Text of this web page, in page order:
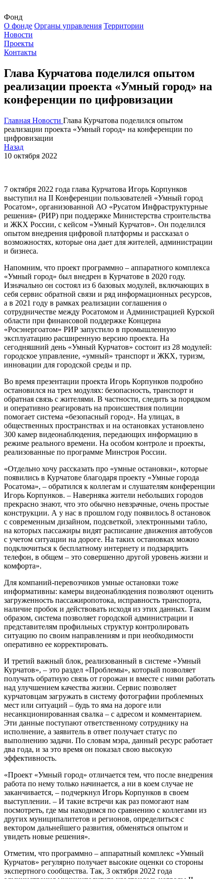
Фонд
О фонде Органы управления Территории
Новости
Проекты
Контакты
Глава Курчатова поделился опытом
реализации проекта «Умный город» на
конференции по цифровизации
Главная Новости Глава Курчатова поделился опытом
реализации проекта «Умный город» на конференции по
цифровизации
Назад
10 октября 2022
7 октября 2022 года глава Курчатова Игорь Корпунков
выступил на II Конференции пользователей «Умный город
Росатом», организованной АО «Русатом Инфраструктурные
решения» (РИР) при поддержке Министерства строительства
и ЖКХ России, с кейсом «Умный Курчатов». Он поделился
опытом внедрения цифровой платформы и рассказал о
возможностях, которые она дает для жителей, администрации
и бизнеса.
Напомним, что проект программно – аппаратного комплекса
«Умный город» был внедрен в Курчатове в 2020 году.
Изначально он состоял из 6 базовых модулей, включающих в
себя сервис обратной связи и ряд информационных ресурсов,
а в 2021 году в рамках реализации соглашения о
сотрудничестве между Росатомом и Администрацией Курской
области при финансовой поддержке Концерна
«Росэнергоатом» РИР запустило в промышленную
эксплуатацию расширенную версию проекта. На
сегодняшний день «Умный Курчатов» состоит из 28 модулей:
городское управление, «умный» транспорт и ЖКХ, туризм,
инновации для городской среды и пр.
Во время презентации проекта Игорь Корпунков подробно
остановился на трех модулях: безопасность, транспорт и
обратная связь с жителями. В частности, следить за порядком
и оперативно реагировать на происшествия полиции
помогает система «безопасный город». На улицах, в
общественных пространствах и на остановках установлено
300 камер видеонаблюдения, передающих информацию в
режиме реального времени. На особом контроле и проекты,
реализованные по программе Минстроя России.
«Отдельно хочу рассказать про «умные остановки», которые
появились в Курчатове благодаря проекту «Умные города
Росатома», – обратился к коллегам и слушателям конференции
Игорь Корпунков. – Наверняка жители небольших городов
прекрасно знают, что это обычно невзрачные, очень простые
конструкции. А у нас в прошлом году появилось 8 остановок
с современным дизайном, подсветкой, электронными табло,
на которых пассажиры видят расписание движения автобусов
с учетом ситуации на дороге. На таких остановках можно
подключиться к бесплатному интернету и подзарядить
телефон, в общем – это совершенно другой уровень жизни и
комфорта».
Для компаний-перевозчиков умные остановки тоже
информативны: камеры видеонаблюдения позволяют оценить
загруженность пассажиропотока, исправность транспорта,
наличие пробок и действовать исходя из этих данных. Таким
образом, система позволяет городской администрации и
представителям профильных структур контролировать
ситуацию по своим направлениям и при необходимости
оперативно ее корректировать.
И третий важный блок, реализованный в системе «Умный
Курчатов», – это раздел «Проблемы», который позволяет
получать обратную связь от горожан и вместе с ними работать
над улучшением качества жизни. Сервис позволяет
курчатовцам загружать в систему фотографии проблемных
мест или ситуаций – будь то яма на дороге или
несанкционированная свалка – с адресом и комментарием.
Эти данные поступают ответственному сотруднику на
исполнение, а заявитель в ответ получает статус по
выполнению задачи. По словам мэра, данный ресурс работает
два года, и за это время он показал свою высокую
эффективность.
«Проект «Умный город» отличается тем, что после внедрения
работа по нему только начинается, а ни в коем случае не
заканчивается, – подчеркнул Игорь Корпунков в своем
выступлении. – И такие встречи как раз помогают нам
посмотреть, где мы находимся по сравнению с коллегами из
других муниципалитетов и регионов, определиться с
вектором дальнейшего развития, обменяться опытом и
увидеть новые решения».
Отметим, что программно – аппаратный комплекс «Умный
Курчатов» регулярно получает высокие оценки со стороны
экспертного сообщества. Так, 3 октября 2022 года